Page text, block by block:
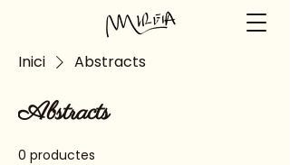
Inici Abstracts
Abstracts
0 productes